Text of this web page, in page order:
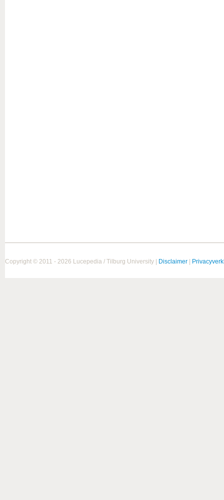
Copyright © 2011 - 2026 Lucepedia / Tilburg University | Disclaimer